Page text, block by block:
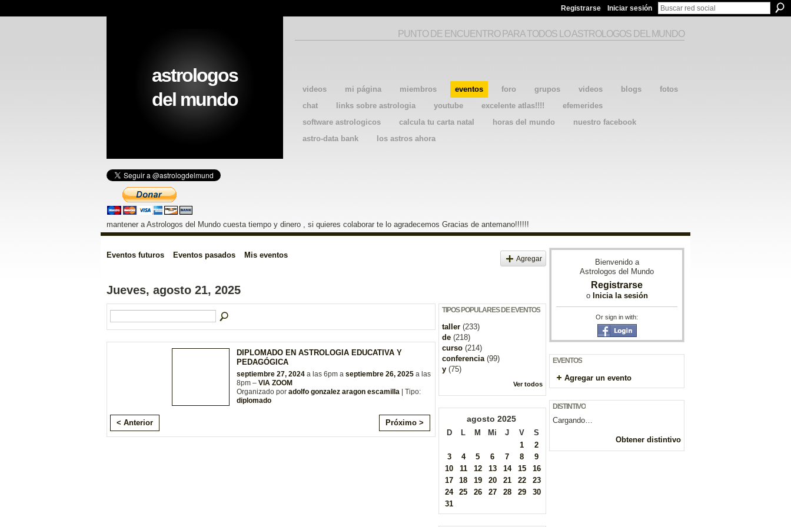
Registrarse Iniciar sesión
videos mi página miembros eventos foro grupos videos blogs
fotos
chat
links sobre astrologia youtube excelente atlas!!!!
efemerides
software astrologicos
calcula tu carta natal horas del mundo
nuestro facebook
astro-data bank
los astros ahora
astrologos
del mundo
PUNTO DE ENCUENTRO PARA TODOS LO ASTROLOGOS DEL MUNDO
mantener a Astrologos del Mundo cuesta tiempo y dinero , si quieres colaborar te lo agradecemos Gracias de antemano!!!!!!
Eventos futuros Eventos pasados Mis eventos Agregar
Jueves, agosto 21, 2025
DIPLOMADO EN ASTROLOGIA EDUCATIVA Y
PEDAGÓGICA
septiembre 27, 2024 a las 6pm a septiembre 26, 2025 a las
8pm – VIA ZOOM
Organizado por adolfo gonzalez aragon escamilla | Tipo:
diplomado
< Anterior Próximo >
TIPOS POPULARES DE EVENTOS
taller (233)
de (218)
curso (214)
conferencia(99)
y (75)
Ver todos
agosto 2025
D L M Mi J V
S
1
2
3
4 5 6 7 8
9
10
11 12 13 14 15
16
17
18 19 20 21 22
23
24
25 26 27 28 29
30
31
Bienvenido a
Astrologos del Mundo
Registrarse
o Inicia la sesión
Or sign in with:
EVENTOS
Agregar un evento
DISTINTIVO
Cargando…
Obtener distintivo